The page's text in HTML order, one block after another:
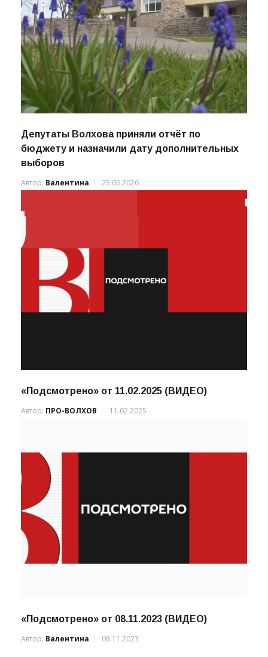
Депутаты Волхова приняли отчёт по
бюджету и назначили дату дополнительных
выборов
Автор: Валентина 25.06.2026
«Подсмотрено» от 11.02.2025 (ВИДЕО)
Автор: ПРО-ВОЛХОВ 11.02.2025
«Подсмотрено» от 08.11.2023 (ВИДЕО)
Автор: Валентина 08.11.2023